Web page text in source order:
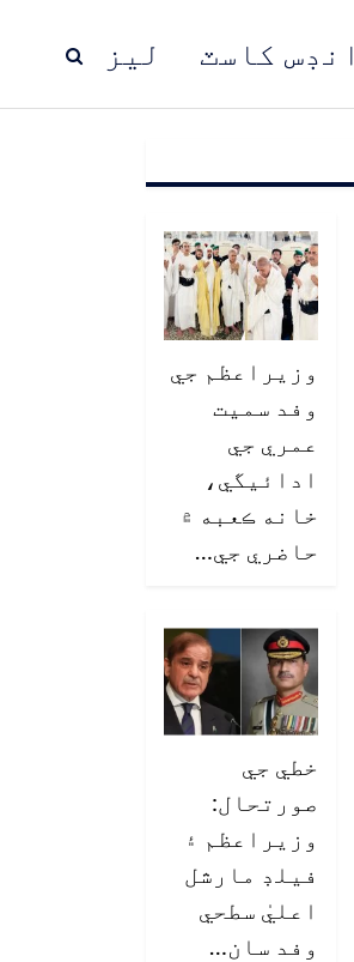
ليز انڊس کاسٽ
وزيراعظم جي
وفد سميت
عمري جي
ادائيگي،
خانه ڪعبه ۾
حاضري جي…
خطي جي
صورتحال:
وزيراعظم ۽
فيلڊ مارشل
اعليٰ سطحي
وفد سان…